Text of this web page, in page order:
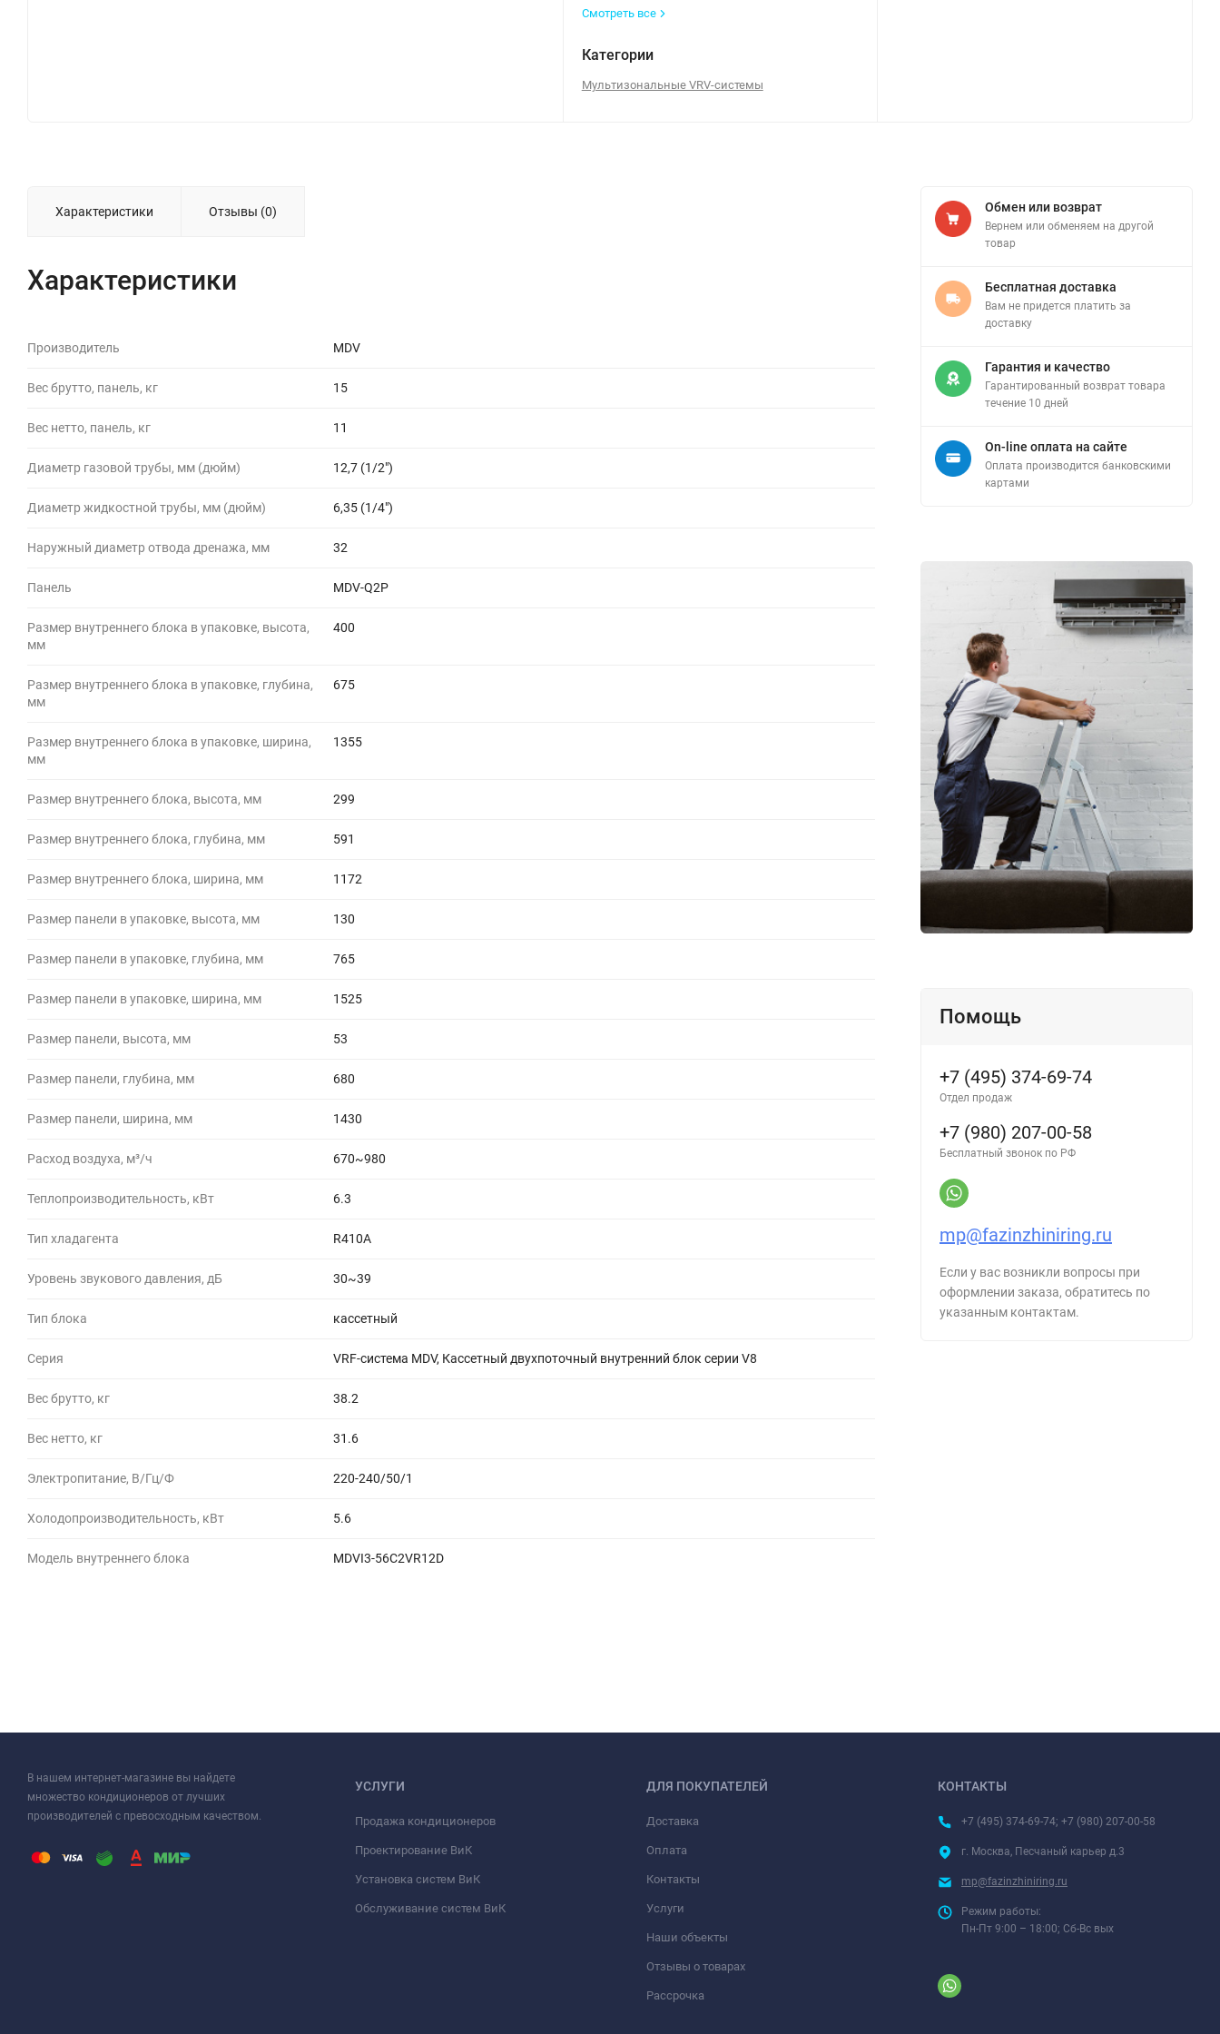
Смотреть все
Категории
Мультизональные VRV-системы
Характеристики Отзывы (0)
Характеристики
Производитель MDV
Вес брутто, панель, кг 15
Вес нетто, панель, кг 11
Диаметр газовой трубы, мм (дюйм) 12,7 (1/2")
Диаметр жидкостной трубы, мм (дюйм) 6,35 (1/4")
Наружный диаметр отвода дренажа, мм 32
Панель MDV-Q2P
Размер внутреннего блока в упаковке, высота,
мм
400
Размер внутреннего блока в упаковке, глубина,
мм
675
Размер внутреннего блока в упаковке, ширина,
мм
1355
Размер внутреннего блока, высота, мм 299
Размер внутреннего блока, глубина, мм 591
Размер внутреннего блока, ширина, мм 1172
Размер панели в упаковке, высота, мм 130
Размер панели в упаковке, глубина, мм 765
Размер панели в упаковке, ширина, мм 1525
Размер панели, высота, мм 53
Размер панели, глубина, мм 680
Размер панели, ширина, мм 1430
Расход воздуха, м³/ч 670~980
Теплопроизводительность, кВт 6.3
Тип хладагента R410A
Уровень звукового давления, дБ 30~39
Тип блока кассетный
Серия VRF-система MDV, Кассетный двухпоточный внутренний блок серии V8
Вес брутто, кг 38.2
Вес нетто, кг 31.6
Электропитание, В/Гц/Ф 220-240/50/1
Холодопроизводительность, кВт 5.6
Модель внутреннего блока MDVI3-56C2VR12D
Обмен или возврат
Вернем или обменяем на другой
товар
Бесплатная доставка
Вам не придется платить за
доставку
Гарантия и качество
Гарантированный возврат товара
течение 10 дней
On-line оплата на сайте
Оплата производится банковскими
картами
Помощь
+7 (495) 374-69-74
Отдел продаж
+7 (980) 207-00-58
Бесплатный звонок по РФ
mp@fazinzhiniring.ru
Если у вас возникли вопросы при
оформлении заказа, обратитесь по
указанным контактам.
В нашем интернет-магазине вы найдете
множество кондиционеров от лучших
производителей с превосходным качеством.
УСЛУГИ
Продажа кондиционеров
Проектирование ВиК
Установка систем ВиК
Обслуживание систем ВиК
ДЛЯ ПОКУПАТЕЛЕЙ
Доставка
Оплата
Контакты
Услуги
Наши объекты
Отзывы о товарах
Рассрочка
КОНТАКТЫ
+7 (495) 374-69-74; +7 (980) 207-00-58
г. Москва, Песчаный карьер д.3
mp@fazinzhiniring.ru
Режим работы:
Пн-Пт 9:00 – 18:00; Сб-Вс вых